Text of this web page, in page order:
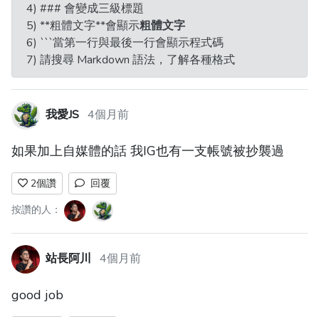
4) ### 會變成三級標題
5) **粗體文字**會顯示粗體文字
6) ```當第一行與最後一行會顯示程式碼
7) 請搜尋 Markdown 語法，了解各種格式
我愛JS 4個月前
如果加上自媒體的話 我IG也有一支帳號被抄襲過
2個讚
回覆
按讚的人：
站長阿川 4個月前
good job